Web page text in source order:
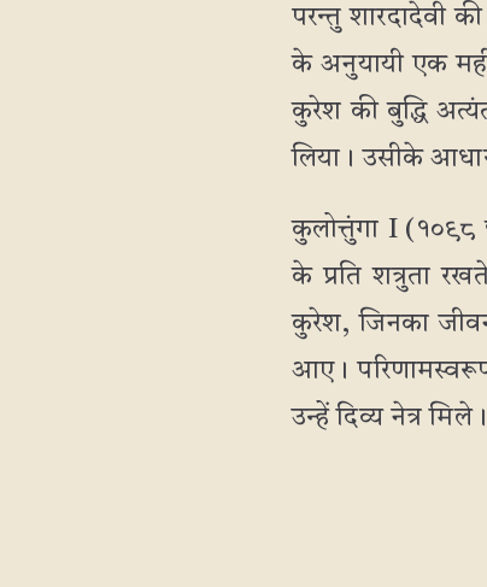
परन्तु शारदादेवी
के अनुयायी एक
कुरेश की बुद्धि
लिया। उसीके
कुलोत्तुंगा I
के प्रति शत्रुता
कुरेश, जिनका
आए।
उन्हें दिव्य नेत्र